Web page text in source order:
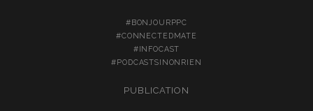
#BONJOURPPC
#CONNECTEDMATE
#INFOCAST
#PODCASTSINONRIEN
PUBLICATION